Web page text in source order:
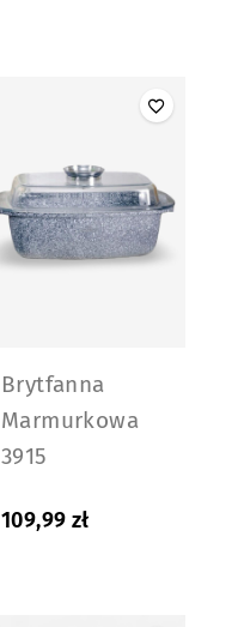
Brytfanna
Marmurkowa
3915
109,99 zł